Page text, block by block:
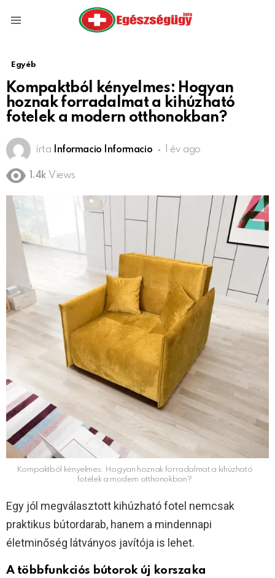
Egyéb
Kompaktból kényelmes: Hogyan
hoznak forradalmat a kihúzható
fotelek a modern otthonokban?
írta Informacio Informacio 1 év ago
1.4k Views
Kompaktból kényelmes: Hogyan hoznak forradalmat a kihúzható
fotelek a modern otthonokban?
Egy jól megválasztott kihúzható fotel nemcsak
praktikus bútordarab, hanem a mindennapi
életminőség látványos javítója is lehet.
A többfunkciós bútorok új korszaka